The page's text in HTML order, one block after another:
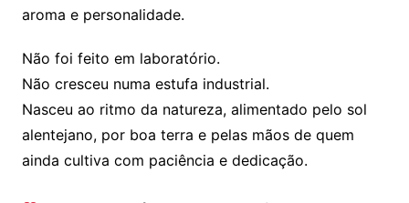
aroma e personalidade.
Não foi feito em laboratório.
Não cresceu numa estufa industrial.
Nasceu ao ritmo da natureza, alimentado pelo sol
alentejano, por boa terra e pelas mãos de quem
ainda cultiva com paciência e dedicação.